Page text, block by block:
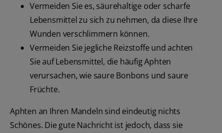
Vermeiden Sie es, säurehaltige oder scharfe
Lebensmittel zu sich zu nehmen, da diese Ihre
Wunden verschlimmern können.
Vermeiden Sie jegliche Reizstoffe und achten
Sie auf Lebensmittel, die häufig Aphten
verursachen, wie saure Bonbons und saure
Früchte.
Aphten an Ihren Mandeln sind eindeutig nichts
Schönes. Die gute Nachricht ist jedoch, dass sie